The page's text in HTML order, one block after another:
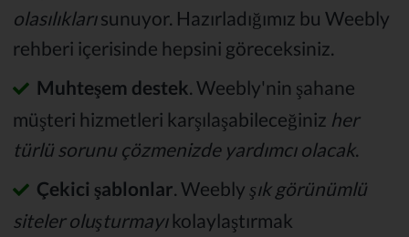
olasılıklarısunuyor. Hazırladığımız bu Weebly
rehberi içerisinde hepsini göreceksiniz.
Muhteşem destek Weebly'nin şahane
müşteri hizmetleri karşılaşabileceğiniz her
türlü sorunu çözmenizde yardımcı olacak.
Çekici şablonlar . Weebly şık görünümlü
siteler oluşturmayı kolaylaştırmak